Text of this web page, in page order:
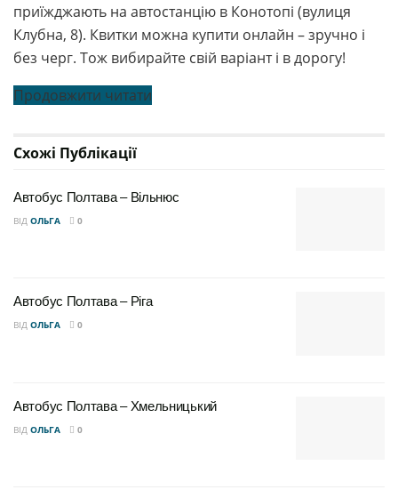
приїжджають на автостанцію в Конотопі (вулиця
Клубна, 8). Квитки можна купити онлайн – зручно і
без черг. Тож вибирайте свій варіант і в дорогу!
Продовжити читати
Схожі Публікації
Автобус Полтава – Вільнюс
ВІД ОЛЬГА 0
Автобус Полтава – Ріга
ВІД ОЛЬГА 0
Автобус Полтава – Хмельницький
ВІД ОЛЬГА 0